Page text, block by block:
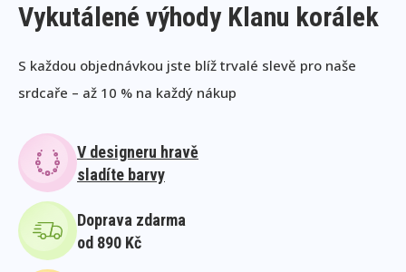
Vykutálené výhody Klanu korálek
S každou objednávkou jste blíž trvalé slevě pro naše
srdcaře – až 10 % na každý nákup
V designeru hravě
sladíte barvy
Doprava zdarma
od 890 Kč